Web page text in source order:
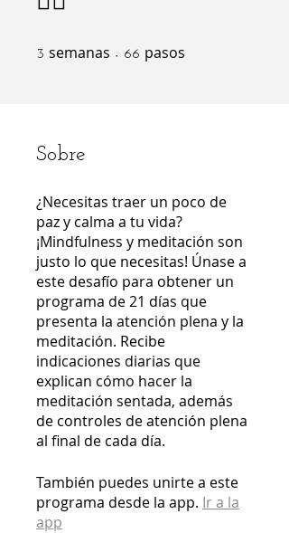
3 semanas 3 semanas
66 pasos
Sobre
¿Necesitas traer un poco de
paz y calma a tu vida?
¡Mindfulness y meditación son
justo lo que necesitas! Únase a
este desafío para obtener un
programa de 21 días que
presenta la atención plena y la
meditación. Recibe
indicaciones diarias que
explican cómo hacer la
meditación sentada, además
de controles de atención plena
al final de cada día.
También puedes unirte a este
programa desde la app. Ir a la
app